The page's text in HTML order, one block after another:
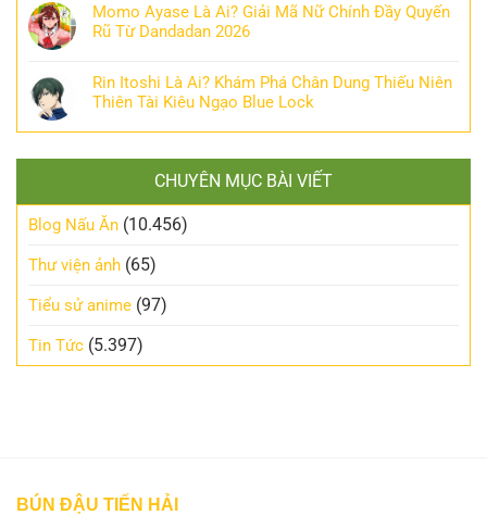
Momo Ayase Là Ai? Giải Mã Nữ Chính Đầy Quyến
Rũ Từ Dandadan 2026
Rin Itoshi Là Ai? Khám Phá Chân Dung Thiếu Niên
Thiên Tài Kiêu Ngạo Blue Lock
CHUYÊN MỤC BÀI VIẾT
Blog Nấu Ăn (10.456)
Thư viện ảnh (65)
Tiểu sử anime (97)
Tin Tức (5.397)
BÚN ĐẬU TIẾN HẢI